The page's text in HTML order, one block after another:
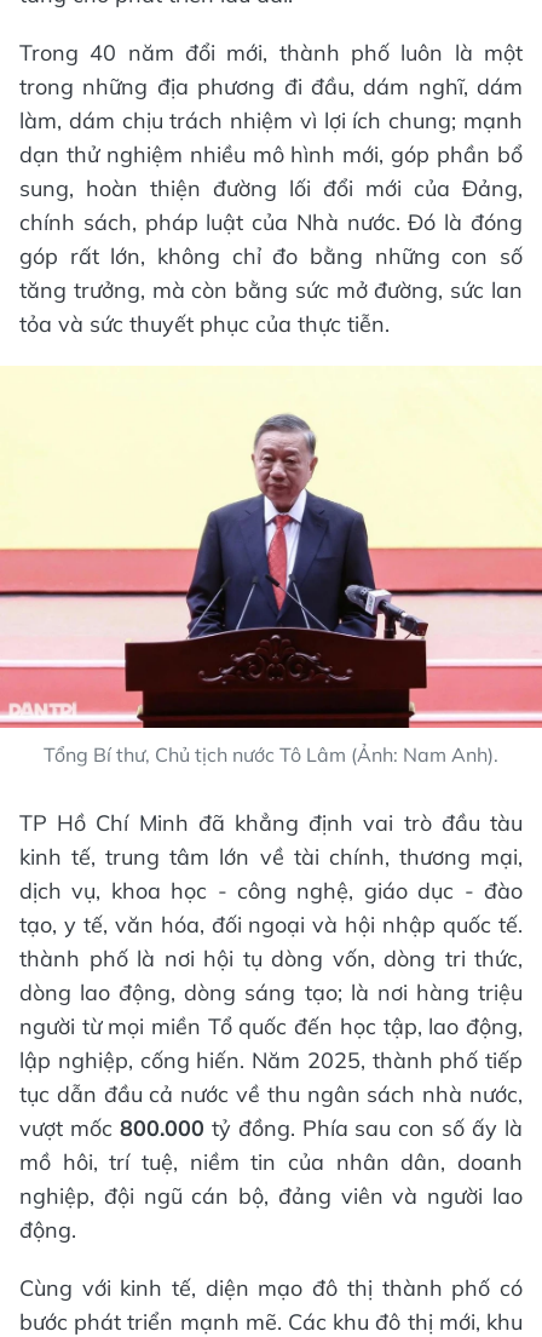
Trong 40 năm đổi mới, thành phố luôn là một
trong những địa phương đi đầu, dám nghĩ, dám
làm, dám chịu trách nhiệm vì lợi ích chung; mạnh
dạn thử nghiệm nhiều mô hình mới, góp phần bổ
sung, hoàn thiện đường lối đổi mới của Đảng,
chính sách, pháp luật của Nhà nước. Đó là đóng
góp rất lớn, không chỉ đo bằng những con số
tăng trưởng, mà còn bằng sức mở đường, sức lan
tỏa và sức thuyết phục của thực tiễn.
Tổng Bí thư, Chủ tịch nước Tô Lâm (Ảnh: Nam Anh).
TP Hồ Chí Minh đã khẳng định vai trò đầu tàu
kinh tế, trung tâm lớn về tài chính, thương mại,
dịch vụ, khoa học - công nghệ, giáo dục - đào
tạo, y tế, văn hóa, đối ngoại và hội nhập quốc tế.
thành phố là nơi hội tụ dòng vốn, dòng tri thức,
dòng lao động, dòng sáng tạo; là nơi hàng triệu
người từ mọi miền Tổ quốc đến học tập, lao động,
lập nghiệp, cống hiến. Năm 2025, thành phố tiếp
tục dẫn đầu cả nước về thu ngân sách nhà nước,
vượt mốc 800.000 tỷ đồng. Phía sau con số ấy là
mồ hôi, trí tuệ, niềm tin của nhân dân, doanh
nghiệp, đội ngũ cán bộ, đảng viên và người lao
động.
Cùng với kinh tế, diện mạo đô thị thành phố có
bước phát triển mạnh mẽ. Các khu đô thị mới, khu